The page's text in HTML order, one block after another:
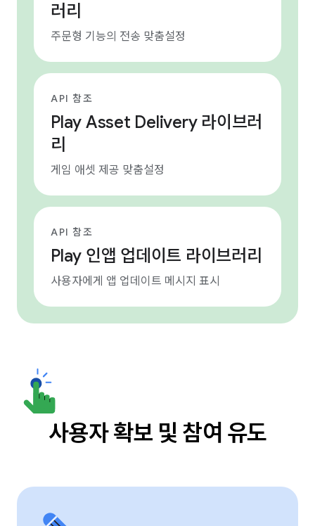
러리
주문형 기능의 전송 맞춤설정
API 참조
Play Asset Delivery 라이브러
리
게임 애셋 제공 맞춤설정
API 참조
Play 인앱 업데이트 라이브러리
사용자에게 앱 업데이트 메시지 표시
사용자 확보 및 참여 유도